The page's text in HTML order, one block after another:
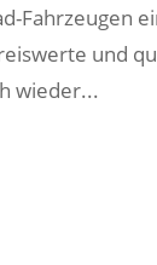
Fahrzeugen
und
wieder...